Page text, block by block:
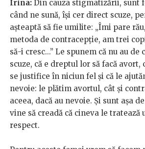
Irina: Din cauza stigmatizării, sunt
când ne sună, își cer direct scuze,
așteaptă să fie umilite: „Îmi pare
metoda de contracepție, am trei
să-i cresc...” Le spunem că nu au de
scuze, că e dreptul lor să facă avort,
se justifice în niciun fel și că le
nevoie: le plătim avortul, cât și
aceea, dacă au nevoie. Și sunt așa
vine să creadă că cineva le tratează
respect.